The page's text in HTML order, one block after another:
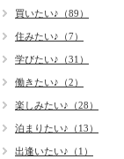
買いたい♪（89）
住みたい♪（7）
学びたい♪（31）
働きたい♪（2）
楽しみたい♪（28）
泊まりたい♪（13）
出逢いたい♪（1）